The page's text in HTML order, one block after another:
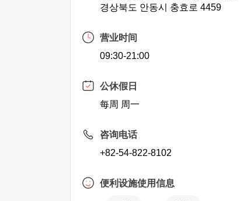
경상북도 안동시 충효로 4459
营业时间
09:30-21:00
公休假日
每周 周一
咨询电话
+82-54-822-8102
便利设施使用信息